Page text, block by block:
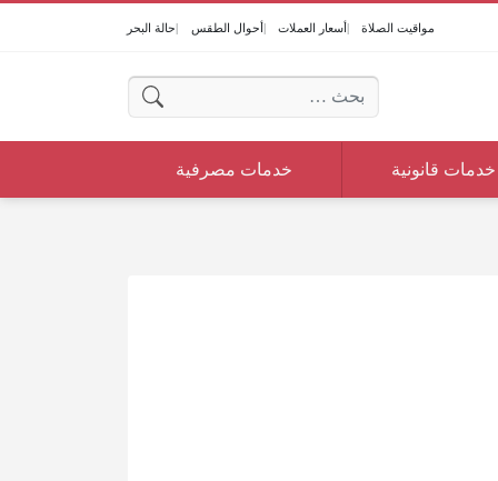
مواقيت الصلاة أسعار العملات أحوال الطقس حالة البحر
البحث عن:
خدمات قانونية خدمات مصرفية